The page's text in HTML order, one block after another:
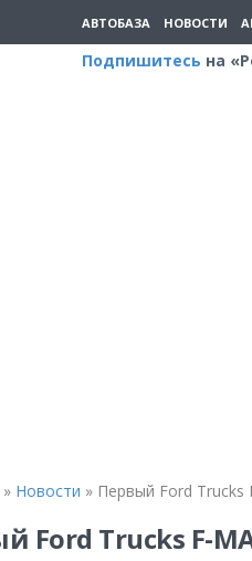
АВТОБАЗА НОВОСТИ
Подпишитесь на
» Новости » Первый Ford Trucks
Ford Trucks F-